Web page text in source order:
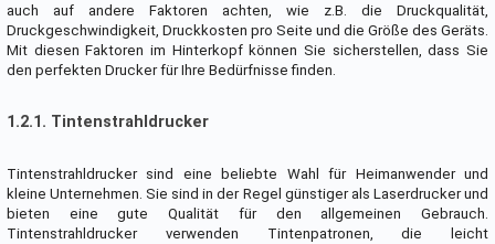
auch auf andere Faktoren achten, wie z.B. die Druckqualität,
Druckgeschwindigkeit, Druckkosten pro Seite und die Größe des Geräts.
Mit diesen Faktoren im Hinterkopf können Sie sicherstellen, dass Sie
den perfekten Drucker für Ihre Bedürfnisse finden.
1.2.1. Tintenstrahldrucker
Tintenstrahldrucker sind eine beliebte Wahl für Heimanwender und
kleine Unternehmen. Sie sind in der Regel günstiger als Laserdrucker und
bieten eine gute Qualität für den allgemeinen Gebrauch.
Tintenstrahldrucker verwenden Tintenpatronen, die leicht